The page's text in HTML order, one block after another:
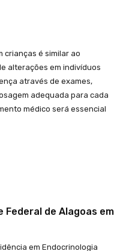
crianças é similar ao
alterações em indivíduos
através de exames,
adequada para cada
médico será essencial
Federal de Alagoas em
em Endocrinologia